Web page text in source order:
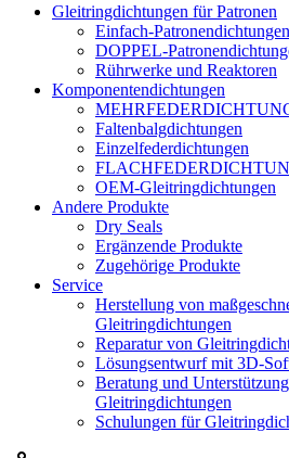
Gleitringdichtungen für Patronen
Einfach-Patronendichtungen
DOPPEL-
Rührwerke und Reaktoren
Komponentendichtungen
Faltenbalgdichtungen
Einzelfederdichtungen
OEM-Gleitringdichtungen
Andere Produkte
Dry Seals
Ergänzende Produkte
Zugehörige Produkte
Service
Herstellung von
Gleitringdichtungen
Reparatur von
Lösungsentwurf mit 3D-
Beratung und
Gleitringdichtungen
Schulungen für